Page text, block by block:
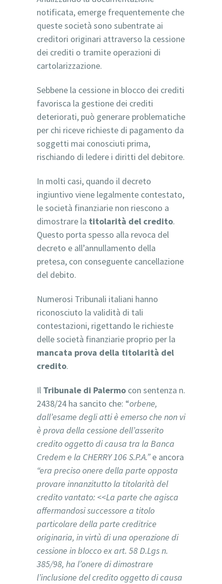
notificata, emerge frequentemente che
queste società sono subentrate ai
creditori originari attraverso la cessione
dei crediti o tramite operazioni di
cartolarizzazione.
Sebbene la cessione in blocco dei crediti
favorisca la gestione dei crediti
deteriorati, può generare problematiche
per chi riceve richieste di pagamento da
soggetti mai conosciuti prima,
rischiando di ledere i diritti del debitore.
In molti casi, quando il decreto
ingiuntivo viene legalmente contestato,
le società finanziarie non riescono a
dimostrare la titolarità del credito.
Questo porta spesso alla revoca del
decreto e all’annullamento della
pretesa, con conseguente cancellazione
del debito.
Numerosi Tribunali italiani hanno
riconosciuto la validità di tali
contestazioni, rigettando le richieste
delle società finanziarie proprio per la
mancata prova della titolarità del
credito.
Il Tribunale di Palermo con sentenza n.
2438/24 ha sancito che: “orbene,
dall’esame degli atti è emerso che non vi
è prova della cessione dell’asserito
credito oggetto di causa tra la Banca
Credem e la CHERRY 106 S.P.A.”e ancora
“era preciso onere della parte opposta
provare innanzitutto la titolarità del
credito vantato: <<La parte che agisca
affermandosi successore a titolo
particolare della parte creditrice
originaria, in virtù di una operazione di
cessione in blocco ex art. 58 D.Lgs n.
385/98, ha l’onere di dimostrare
l’inclusione del credito oggetto di causa